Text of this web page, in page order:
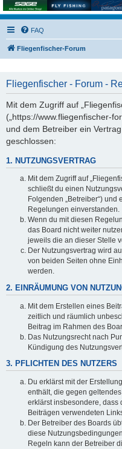
FAQ
Fliegenfischer-Forum
Fliegenfischer - Forum -
Mit dem Zugriff auf
(„https://www.fliegenfischer-
und dem Betreiber ein
geschlossen:
1. NUTZUNGSVERTRAG
Mit dem Zugriff auf
schließt du einen
Folgenden „Betreiber“)
Regelungen einverstanden.
Wenn du mit diesen
das Board nicht weiter
jeweils die an dieser Stelle
Der Nutzungsvertrag wird
von beiden Seiten ohne
werden.
2. EINRÄUMUNG VON
Mit dem Erstellen eines
zeitlich und räumlich
Beitrag im Rahmen des
Das Nutzungsrecht nach
Kündigung des
3. PFLICHTEN DES NUTZERS
Du erklärst mit der
enthält, die gegen
erklärst insbesondere, dass
Beiträgen verwendeten
Der Betreiber des Boards
diese
Regeln kann der Betreiber